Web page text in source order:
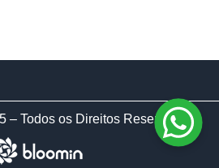
– Todos os Direitos Reservados